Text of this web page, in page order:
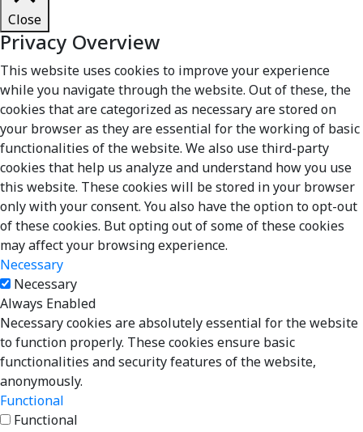
Close
Privacy Overview
This website uses cookies to improve your experience
while you navigate through the website. Out of these, the
cookies that are categorized as necessary are stored on
your browser as they are essential for the working of basic
functionalities of the website. We also use third-party
cookies that help us analyze and understand how you use
this website. These cookies will be stored in your browser
only with your consent. You also have the option to opt-out
of these cookies. But opting out of some of these cookies
may affect your browsing experience.
Necessary
Necessary
Always Enabled
Necessary cookies are absolutely essential for the website
to function properly. These cookies ensure basic
functionalities and security features of the website,
anonymously.
Functional
Functional